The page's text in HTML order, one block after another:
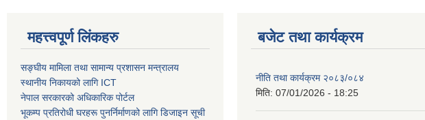
महत्त्वपूर्ण लिंकहरु
सङ्घीय मामिला तथा सामान्य प्रशासन मन्त्रालय
स्थानीय निकायको लागि ICT
नेपाल सरकारको अधिकारिक पोर्टल
भूकम्प प्रतिरोधी घरहरू पुनर्निर्माणको लागि डिजाइन सूची
बजेट तथा कार्यक्रम
नीति तथा कार्यक्रम २०८३/०८४
मिति: 07/01/2026 - 18:25